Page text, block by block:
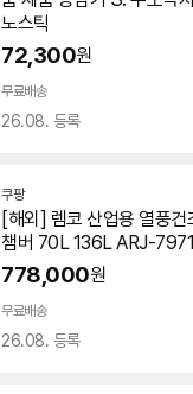
노스틱
72,300원
무료배송
26.08. 등록
쿠팡
[해외] 렘코 산업용 열풍건
챔버 70L 136L ARJ-
778,000원
무료배송
26.08. 등록